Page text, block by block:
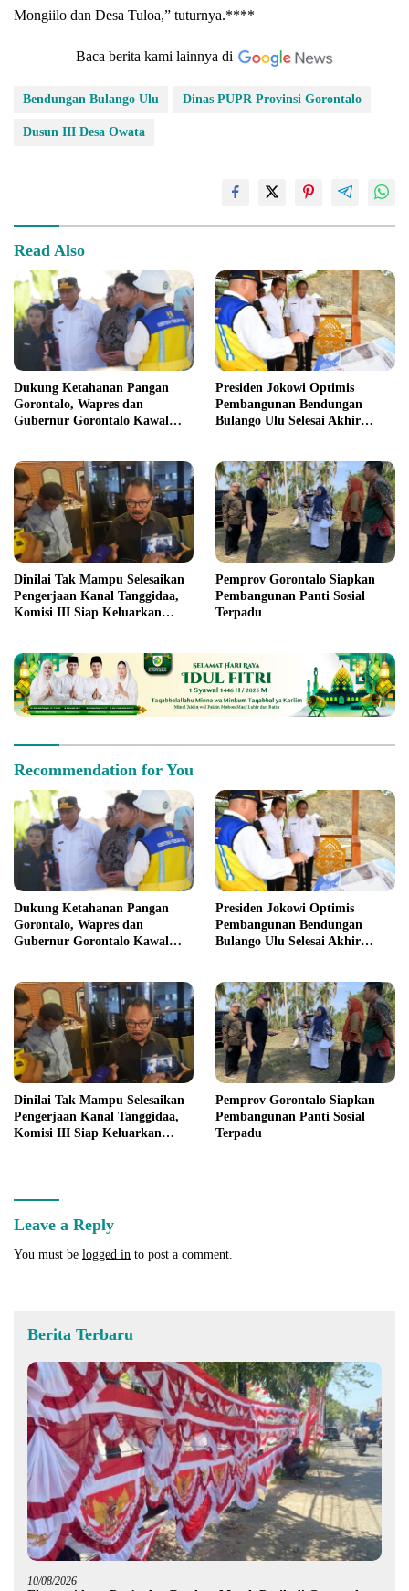
Mongiilo dan Desa Tuloa,” tuturnya.****
Baca berita kami lainnya di
Bendungan Bulango Ulu Dinas PUPR Provinsi Gorontalo
Dusun III Desa Owata
Read Also
Dukung Ketahanan Pangan
Gorontalo, Wapres dan
Gubernur Gorontalo Kawal
Presiden Jokowi Optimis
Pembangunan Bendungan
Bulango Ulu Selesai Akhir
Dinilai Tak Mampu Selesaikan
Pengerjaan Kanal Tanggidaa,
Komisi III Siap Keluarkan
Pemprov Gorontalo Siapkan
Pembangunan Panti Sosial
Terpadu
Recommendation for You
Dukung Ketahanan Pangan
Gorontalo, Wapres dan
Gubernur Gorontalo Kawal
Presiden Jokowi Optimis
Pembangunan Bendungan
Bulango Ulu Selesai Akhir
Dinilai Tak Mampu Selesaikan
Pengerjaan Kanal Tanggidaa,
Komisi III Siap Keluarkan
Pemprov Gorontalo Siapkan
Pembangunan Panti Sosial
Terpadu
Leave a Reply
You must be logged in to post a comment.
Berita Terbaru
10/08/2026